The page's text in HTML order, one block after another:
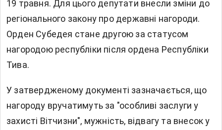
19 травня. Для цього депутати внесли зміни до
регіонального закону про державні нагороди.
Орден Субедея стане другою за статусом
нагородою республіки після ордена Республіки
Тива.
У затвердженому документі зазначається, що
нагороду вручатимуть за "особливі заслуги у
захисті Вітчизни", мужність, відвагу та внесок у